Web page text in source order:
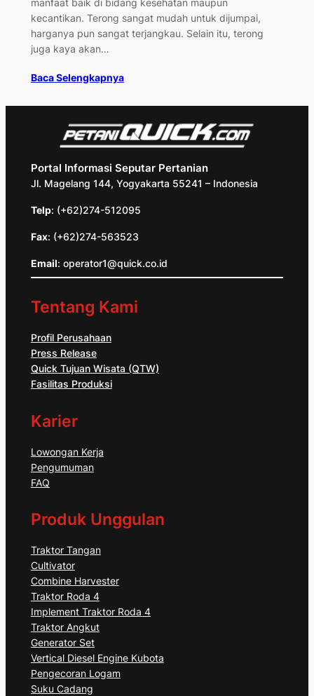
kecantikan. Terong sangat mudah untuk dijumpai,
harganya pun sangat terjangkau. Selain itu, terong
juga kaya akan…
Baca Selengkapnya
Portal Informasi Seputar Pertanian
Jl. Magelang 144, Yogyakarta 55241 – Indonesia
Telp: (+62)274-512095
Fax: (+62)274-563523
Email: operator1@quick.co.id
Tentang Kami
Profil Perusahaan
Press Release
Quick Tujuan Wisata (QTW)
Fasilitas Produksi
Karier
Lowongan Kerja
Pengumuman
FAQ
Produk Unggulan
Traktor Tangan
Cultivator
Combine Harvester
Traktor Roda 4
Implement Traktor Roda 4
Traktor Angkut
Generator Set
Vertical Diesel Engine Kubota
Pengecoran Logam
Suku Cadang